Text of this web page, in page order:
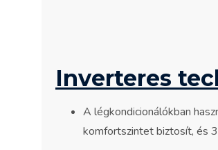
Inverteres
A légkondicionálókban
komfortszintet biztosít, és